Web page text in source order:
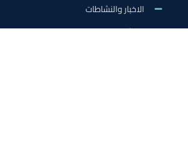
الاخبار والنشاطات
وظائف اكسفورد